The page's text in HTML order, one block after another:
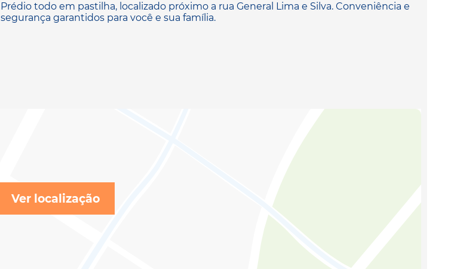
Prédio todo em pastilha, localizado próximo a rua General Lima e Silva. Conveniência e
segurança garantidos para você e sua família.
Ver localização